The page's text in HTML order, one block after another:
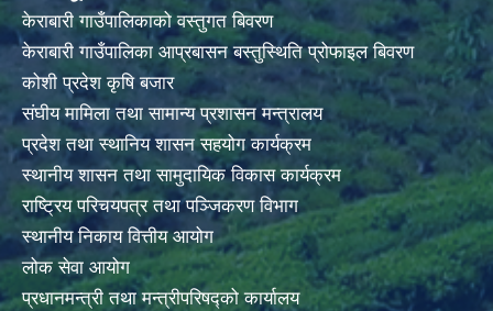
केराबारी गाउँपालिकाको वस्तुगत बिवरण
केराबारी गाउँपालिका आप्रबासन बस्तुस्थिति प्रोफाइल बिवरण
कोशी प्रदेश कृषि बजार
संघीय मामिला तथा सामान्य प्रशासन मन्त्रालय
प्रदेश तथा स्थानिय शासन सहयोग कार्यक्रम
स्थानीय शासन तथा सामुदायिक विकास कार्यक्रम
राष्ट्रिय परिचयपत्र तथा पञ्जिकरण विभाग
स्थानीय निकाय वित्तीय आयोग
लोक सेवा आयोग
प्रधानमन्त्री तथा मन्त्रीपरिषद्को कार्यालय